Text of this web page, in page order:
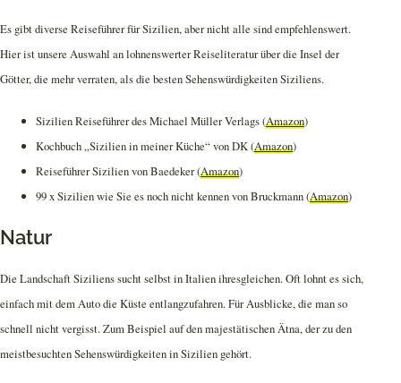
Es gibt diverse Reiseführer für Sizilien, aber nicht alle sind empfehlenswert.
Hier ist unsere Auswahl an lohnenswerter Reiseliteratur über die Insel der
Götter, die mehr verraten, als die besten Sehenswürdigkeiten Siziliens.
Sizilien Reiseführer des Michael Müller Verlags (Amazon)
Kochbuch „Sizilien in meiner Küche“ von DK (Amazon)
Reiseführer Sizilien von Baedeker (Amazon)
99 x Sizilien wie Sie es noch nicht kennen von Bruckmann (Amazon)
Natur
Die Landschaft Siziliens sucht selbst in Italien ihresgleichen. Oft lohnt es sich,
einfach mit dem Auto die Küste entlangzufahren. Für Ausblicke, die man so
schnell nicht vergisst. Zum Beispiel auf den majestätischen Ätna, der zu den
meistbesuchten Sehenswürdigkeiten in Sizilien gehört.